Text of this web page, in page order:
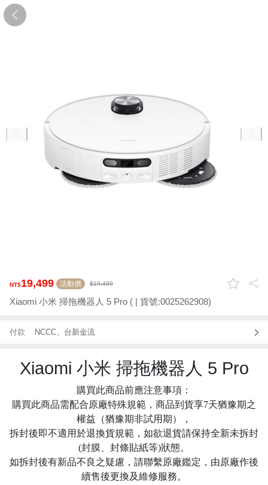
19,499 活動價 19,499
Xiaomi 小米 掃拖機器人 5 Pro ( | 貨號:0025262908)
付款 NCCC、台新金流
Xiaomi 小米 掃拖機器人 5 Pro
購買此商品前應注意事項：
購買此商品需配合原廠特殊規範，商品到貨享7天猶豫期之
權益（猶豫期非試用期），
拆封後即不適用於退換貨規範，如欲退貨請保持全新未拆封
(封膜、封條貼紙等)狀態。
如拆封後有新品不良之疑慮，請聯繫原廠鑑定，由原廠作後
續售後更換及維修服務。